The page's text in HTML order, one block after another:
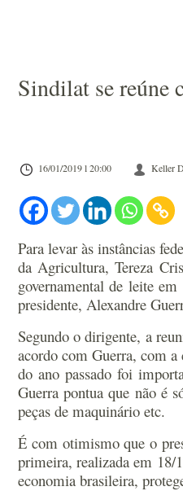
Sindilat se reúne
16/01/2019 l 20:00 Keller
Para levar às instâncias
da Agricultura, Tereza
governamental de leite
presidente, Alexandre
Segundo o dirigente, a
acordo com Guerra, com
do ano passado foi
Guerra pontua que não é
peças de maquinário etc.
É com otimismo que o
primeira, realizada em 18/
economia brasileira,